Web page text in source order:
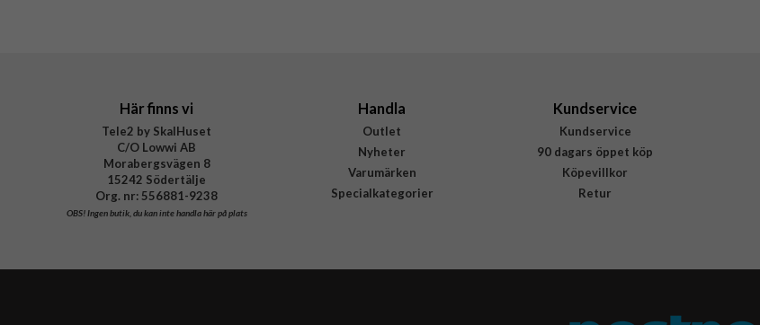
Här finns vi
Tele2 by SkalHuset
C/O Lowwi AB
Morabergsvägen 8
15242 Södertälje
Org. nr: 556881-9238
OBS!Ingen butik, du kan inte handla här på plats
Handla
Outlet
Nyheter
Varumärken
Specialkategorier
Kundservice
Kundservice
90 dagars öppet köp
Köpevillkor
Retur